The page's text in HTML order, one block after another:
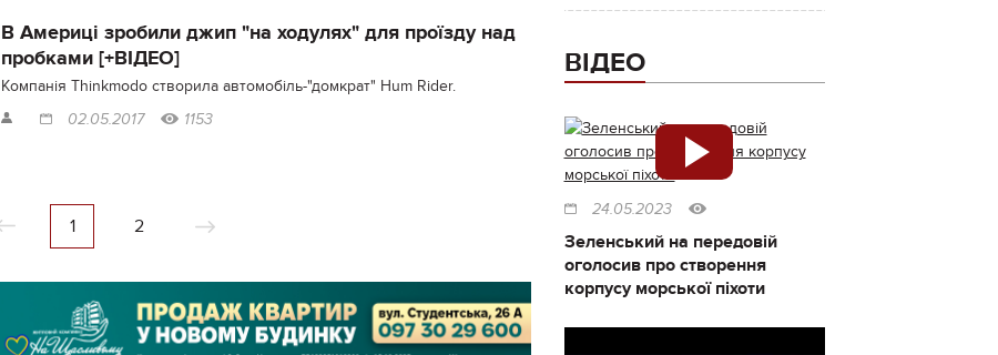
В Америці зробили джип "на ходулях" для проїзду над
пробками [+ВІДЕО]
Компанія Thinkmodo створила автомобіль-"домкрат" Hum Rider.
02.05.2017 1153
1 2
ВІДЕО
24.05.2023
Зеленський на передовій
оголосив про створення
корпусу морської піхоти